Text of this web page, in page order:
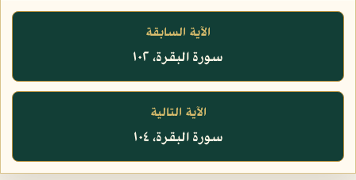
الآية السابقة
سورة البقرة، ١٠٢
الآية التالية
سورة البقرة، ١٠٤